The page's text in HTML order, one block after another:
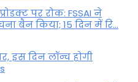
पर रोक: FSSAI ने
बैन किया; 15 दिन में रि...
इस दिन लॉन्च होगी